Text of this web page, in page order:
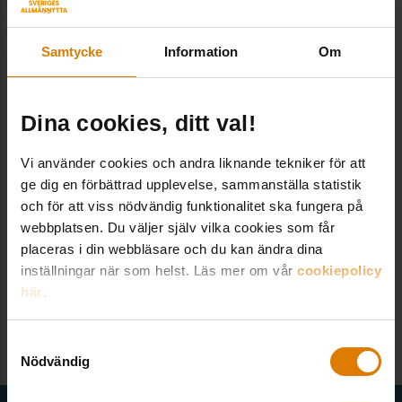
Samtycke Information Om
Dina cookies, ditt val!
Vi använder cookies och andra liknande tekniker för att
ge dig en förbättrad upplevelse, sammanställa statistik
och för att viss nödvändig funktionalitet ska fungera på
webbplatsen. Du väljer själv vilka cookies som får
placeras i din webbläsare och du kan ändra dina
inställningar när som helst. Läs mer om vår cookiepolicy
här.
Nödvändig
VANLIGA FRÅGOR
Hur lång är leveranstiden?
Hur gör jag för att ladda ner en fil?
Hur får jag min medlemsrabatt?
Hur handlar jag?